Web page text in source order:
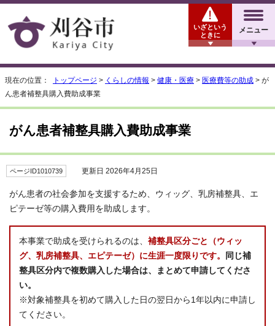
メニュー
いざという
ときに
現在の位置： トップページ > くらしの情報 > 健康・医療 > 医療費等の助成 > が
ん患者補整具購入費助成事業
がん患者補整具購入費助成事業
ページID1010739 更新日 2026年4月25日
がん患者の社会参加を支援するため、ウィッグ、乳房補整具、エ
ピテーゼ等の購入費用を助成します。
本事業で助成を受けられるのは、 補整具区分ごと（ウィッ
グ、乳房補整具、エピテーゼ） に生涯一度限りです。
同じ補
整具区分内で複数購入した場合は、まとめて申請してくださ
い。
※対象補整具を初めて購入した日の翌日から1年以内に申請し
てください。